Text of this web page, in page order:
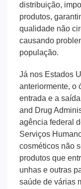
distribuição,
produtos,
qualidade não
causando
população.
Já nos Estados
anteriormente, o
entrada e a
and Drug
agência federal
Serviços
cosméticos não
produtos que
unhas e outras
saúde de várias